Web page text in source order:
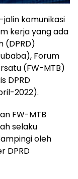
komunikasi
kerja yang ada
(DPRD)
Forum
(FW-MTB)
DPRD
2022).
FW-MTB
selaku
oleh
DPRD